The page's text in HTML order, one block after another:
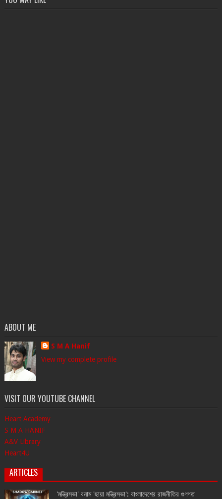
ABOUT ME
S M A Hanif
View my complete profile
VISIT OUR YOUTUBE CHANNEL
Heart Academy
S M A HANIF
A&V Library
Heart4U
ARTICLES
'মন্ত্রিসভা' বনাম 'ছায়া মন্ত্রিসভা': বাংলাদেশের রাজনীতির গুণগত